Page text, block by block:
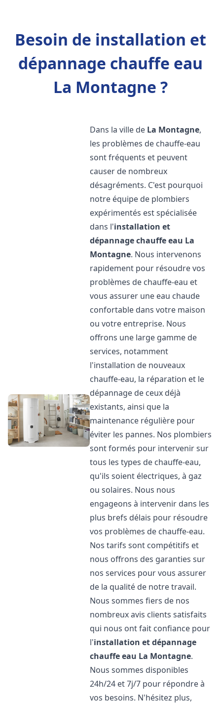
Besoin de installation et
dépannage chauffe eau
La Montagne ?
Dans la ville de La Montagne,
les problèmes de chauffe-eau
sont fréquents et peuvent
causer de nombreux
désagréments. C'est pourquoi
notre équipe de plombiers
expérimentés est spécialisée
dans l'installation et
dépannage chauffe eau La
Montagne. Nous intervenons
rapidement pour résoudre vos
problèmes de chauffe-eau et
vous assurer une eau chaude
confortable dans votre maison
ou votre entreprise. Nous
offrons une large gamme de
services, notamment
l'installation de nouveaux
chauffe-eau, la réparation et le
dépannage de ceux déjà
existants, ainsi que la
maintenance régulière pour
éviter les pannes. Nos plombiers
sont formés pour intervenir sur
tous les types de chauffe-eau,
qu'ils soient électriques, à gaz
ou solaires. Nous nous
engageons à intervenir dans les
plus brefs délais pour résoudre
vos problèmes de chauffe-eau.
Nos tarifs sont compétitifs et
nous offrons des garanties sur
nos services pour vous assurer
de la qualité de notre travail.
Nous sommes fiers de nos
nombreux avis clients satisfaits
qui nous ont fait confiance pour
l'installation et dépannage
chauffe eau La Montagne.
Nous sommes disponibles
24h/24 et 7j/7 pour répondre à
vos besoins. N'hésitez plus,